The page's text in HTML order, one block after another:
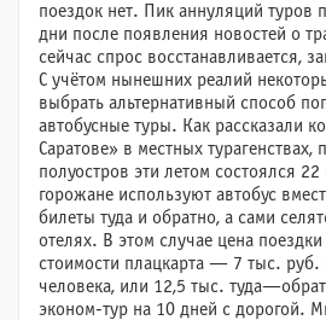
поездок нет. Пик аннуляций туров
дни после появления новостей о
сейчас спрос восстанавливается,
С учётом нынешних реалий
выбрать альтернативный способ
автобусные туры. Как рассказали
Саратове» в местных
полуостров эти летом состоялся
горожане используют автобус
билеты туда и обратно, а сами
отелях. В этом случае цена
стоимости плацкарта — 7 тыс. руб.
человека, или 12,5 тыс.
эконом-тур на 10 дней с дорогой.